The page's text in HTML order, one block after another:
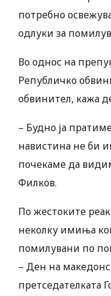
потребно
одлуки за
Во однос на
Републичко
обвинител, кажа
– Будно ја
навистина не би
почекаме да
Филков.
По жестоките
неколку имиња
помилувани по
– Ден на
претседателката